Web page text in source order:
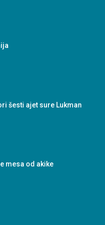
šesti ajet sure Lukman
mesa od akike